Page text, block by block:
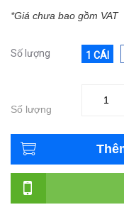
*Giá chưa bao gồm VAT
Số lượng 1 CÁI
Số lượng